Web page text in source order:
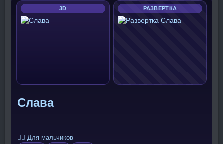
3D РАЗВЕРТКА
Слава
🧍‍♂️ Для мальчиков